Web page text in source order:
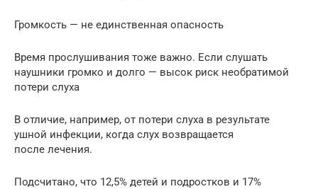
Громкость — не единственная опасность
Время прослушивания тоже важно. Если слушать
наушники громко и долго — высок риск необратимой
потери слуха
В отличие, например, от потери слуха в результате
ушной инфекции, когда слух возвращается
после лечения.
Подсчитано, что 12,5% детей и подростков и 17%